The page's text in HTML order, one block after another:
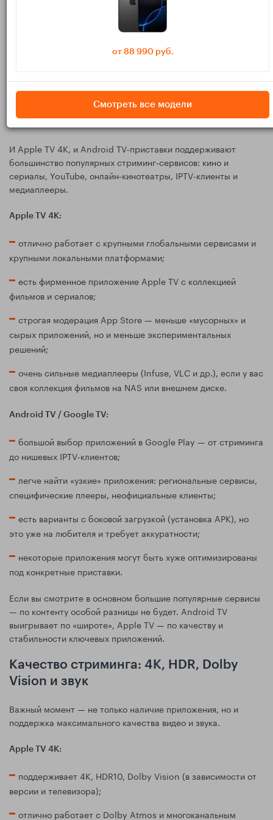
Стриминг и приложения: где
легче смотреть любимые
Набор приложений: паритет с
нюансами
И Apple TV 4K, и Android TV‑приставки поддерживают
большинство популярных стриминг‑сервисов: кино и
сериалы, YouTube, онлайн‑кинотеатры, IPTV‑клиенты и
медиаплееры.
Apple TV 4K:
отлично работает с крупными глобальными сервисами и
крупными локальными платформами;
есть фирменное приложение Apple TV с коллекцией
фильмов и сериалов;
строгая модерация App Store — меньше «мусорных» и
сырых приложений, но и меньше экспериментальных
решений;
очень сильные медиаплееры (Infuse, VLC и др.), если у вас
своя коллекция фильмов на NAS или внешнем диске.
Android TV / Google TV:
большой выбор приложений в Google Play — от стриминга
до нишевых IPTV‑клиентов;
легче найти «узкие» приложения: региональные сервисы,
специфические плееры, неофициальные клиенты;
есть варианты с боковой загрузкой (установка APK), но
это уже на любителя и требует аккуратности;
некоторые приложения могут быть хуже оптимизированы
под конкретные приставки.
Если вы смотрите в основном большие популярные сервисы
— по контенту особой разницы не будет. Android TV
выигрывает по «широте», Apple TV — по качеству и
стабильности ключевых приложений.
Качество стриминга: 4K, HDR, Dolby
Vision и звук
Важный момент — не только наличие приложения, но и
поддержка максимального качества видео и звука.
Apple TV 4K:
поддерживает 4K, HDR10, Dolby Vision (в зависимости от
версии и телевизора);
отлично работает с Dolby Atmos и многоканальным
от 88 990 руб.
Смотреть все модели